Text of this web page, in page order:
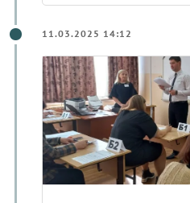
11.03.2025 14:12